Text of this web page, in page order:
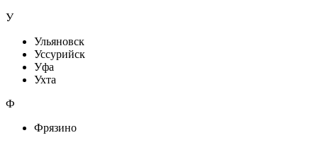
У
Ульяновск
Уссурийск
Уфа
Ухта
Ф
Фрязино